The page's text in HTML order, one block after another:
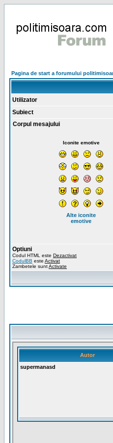
Pagina de start a forumului
Utilizator
Subiect
Corpul mesajului
Iconite emotive
Alte iconite
emotive
Optiuni
Codul HTML este Dezactivat
CodulBB este Activat
Zambetele suntActivate